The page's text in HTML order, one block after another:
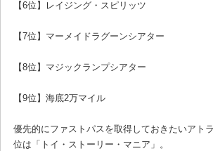
【6位】レイジング・スピリッツ
【7位】マーメイドラグーンシアター
【8位】マジックランプシアター
【9位】海底2万マイル
優先的にファストパスを取得しておきたいアト
位は「トイ・ストーリー・マニア」。